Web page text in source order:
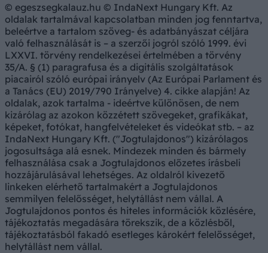
© egeszsegkalauz.hu © IndaNext Hungary Kft. Az
oldalak tartalmával kapcsolatban minden jog fenntartva,
beleértve a tartalom szöveg- és adatbányászat céljára
való felhasználását is – a szerzői jogról szóló 1999. évi
LXXVI. törvény rendelkezései értelmében a törvény
35/A. § (1) paragrafusa és a digitális szolgáltatások
piacairól szóló európai irányelv (Az Európai Parlament és
a Tanács (EU) 2019/790 Irányelve) 4. cikke alapján! Az
oldalak, azok tartalma - ideértve különösen, de nem
kizárólag az azokon közzétett szövegeket, grafikákat,
képeket, fotókat, hangfelvételeket és videókat stb. – az
IndaNext Hungary Kft. ("Jogtulajdonos") kizárólagos
jogosultsága alá esnek. Mindezek minden és bármely
felhasználása csak a Jogtulajdonos előzetes írásbeli
hozzájárulásával lehetséges. Az oldalról kivezető
linkeken elérhető tartalmakért a Jogtulajdonos
semmilyen felelősséget, helytállást nem vállal. A
Jogtulajdonos pontos és hiteles információk közlésére,
tájékoztatás megadására törekszik, de a közlésből,
tájékoztatásból fakadó esetleges károkért felelősséget,
helytállást nem vállal.